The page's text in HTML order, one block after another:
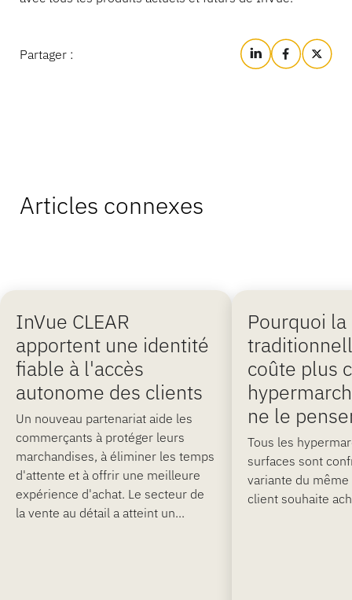
Partager :
Articles connexes
InVue CLEAR
apportent une identité
fiable à l'accès
autonome des clients
Un nouveau partenariat aide les
commerçants à protéger leurs
marchandises, à éliminer les temps
d'attente et à offrir une meilleure
expérience d'achat. Le secteur de
la vente au détail a atteint un...
Pourquoi
coûte plus
ne le
Tous les
surfaces sont
variante du
client souhaite